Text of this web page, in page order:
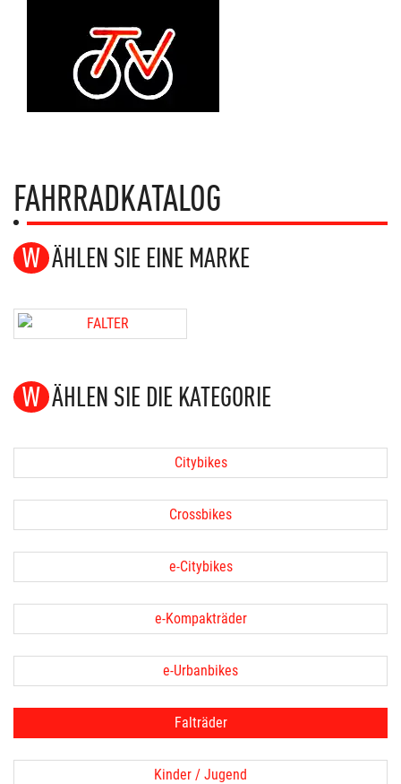
FAHRRADKATALOG
WÄHLEN SIE EINE MARKE
WÄHLEN SIE DIE KATEGORIE
Citybikes
Crossbikes
e-Citybikes
e-Kompakträder
e-Urbanbikes
Falträder
Kinder / Jugend